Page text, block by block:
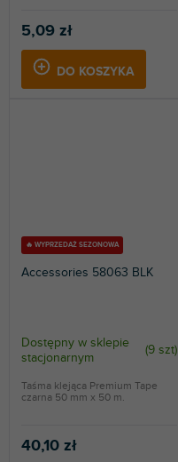
5,09 zł
DO KOSZYKA
🔥 WYPRZEDAŻ SEZONOWA
Accessories 58063 BLK
Dostępny w sklepie
stacjonarnym
(9 szt)
40,10 zł
Taśma klejąca Premium Tape
czarna 50 mm x 50 m.